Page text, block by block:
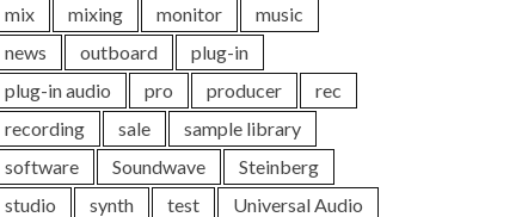
mix
mixing monitor
music
news
outboard
plug-in
plug-in audio
pro producer
rec
recording
sale
sample library
software
Soundwave
Steinberg
studio
synth test
Universal Audio